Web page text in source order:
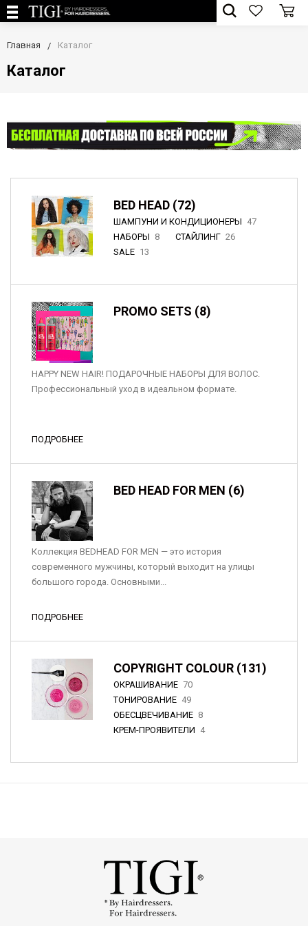
Главная Каталог
Каталог
BED HEAD (72)
ШАМПУНИ И КОНДИЦИОНЕРЫ 47
НАБОРЫ 8 СТАЙЛИНГ 26
SALE 13
PROMO SETS (8)
HAPPY NEW HAIR! ПОДАРОЧНЫЕ НАБОРЫ ДЛЯ ВОЛОС.
Профессиональный уход в идеальном формате.
ПОДРОБНЕЕ
BED HEAD FOR MEN (6)
Коллекция BEDHEAD FOR MEN — это история
современного мужчины, который выходит на улицы
большого города. Основными...
ПОДРОБНЕЕ
COPYRIGHT COLOUR (131)
ОКРАШИВАНИЕ 70
ТОНИРОВАНИЕ 49
ОБЕСЦВЕЧИВАНИЕ 8
КРЕМ-ПРОЯВИТЕЛИ 4